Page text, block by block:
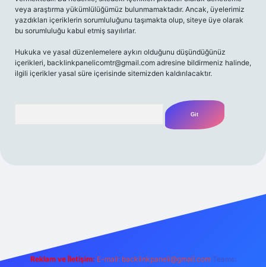
veya araştırma yükümlülüğümüz bulunmamaktadır. Ancak, üyelerimiz
yazdıkları içeriklerin sorumluluğunu taşımakta olup, siteye üye olarak
bu sorumluluğu kabul etmiş sayılırlar.
Hukuka ve yasal düzenlemelere aykırı olduğunu düşündüğünüz
içerikleri, backlinkpanelicomtr@gmail.com adresine bildirmeniz halinde,
ilgili içerikler yasal süre içerisinde sitemizden kaldırılacaktır.
Reklam ve İletişim: E-mail: backlinkpaneli@gmail.com Teams: